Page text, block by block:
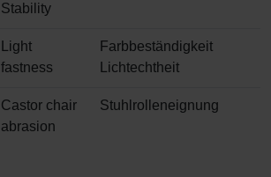
Stability
Light
fastness
Farbbeständigkeit
Lichtechtheit
Castor chair
abrasion
Stuhlrolleneignung